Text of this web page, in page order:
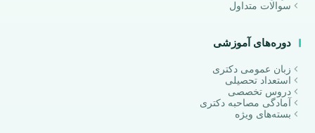
سوالات متداول
دوره‌های آموزشی
زبان عمومی دکتری
استعداد تحصیلی
دروس تخصصی
آمادگی مصاحبه دکتری
بسته‌های ویژه